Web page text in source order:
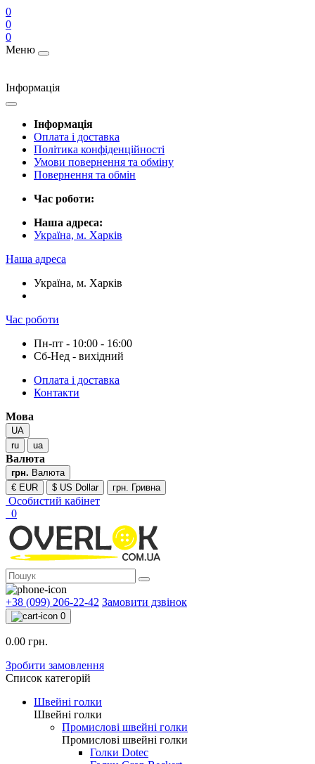
0
0
0
Меню
Інформація
Інформація
Оплата і доставка
Політика конфіденційності
Умови повернення та обміну
Повернення та обмін
Час роботи:
Наша адреса:
Україна, м. Харків
Наша адреса
Україна, м. Харків
Час роботи
Пн-пт - 10:00 - 16:00
Сб-Нед - вихідний
Оплата і доставка
Контакти
Мова
UA
ru
ua
Валюта
грн. Валюта
€ EUR
$ US Dollar грн. Гривна
Особистий кабінет
0
+38 (099) 206-22-42 Замовити дзвінок
0
0.00 грн.
Зробити замовлення
Список категорій
Швейні голки
Швейні голки
Промислові швейні голки
Промислові швейні голки
Голки Dotec